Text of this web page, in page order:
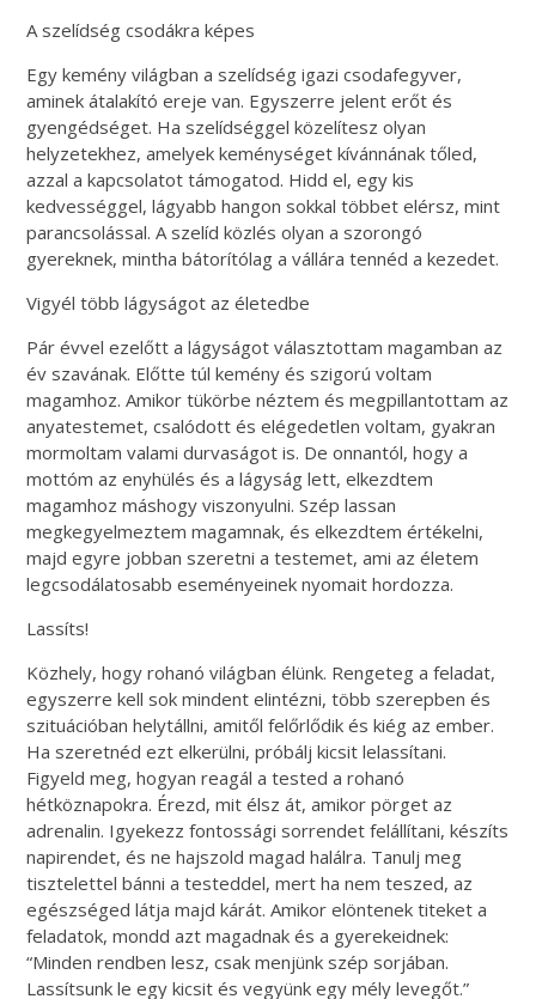
A szelídség csodákra képes
Egy kemény világban a szelídség igazi csodafegyver,
aminek átalakító ereje van. Egyszerre jelent erőt és
gyengédséget. Ha szelídséggel közelítesz olyan
helyzetekhez, amelyek keménységet kívánnának tőled,
azzal a kapcsolatot támogatod. Hidd el, egy kis
kedvességgel, lágyabb hangon sokkal többet elérsz, mint
parancsolással. A szelíd közlés olyan a szorongó
gyereknek, mintha bátorítólag a vállára tennéd a kezedet.
Vigyél több lágyságot az életedbe
Pár évvel ezelőtt a lágyságot választottam magamban az
év szavának. Előtte túl kemény és szigorú voltam
magamhoz. Amikor tükörbe néztem és megpillantottam az
anyatestemet, csalódott és elégedetlen voltam, gyakran
mormoltam valami durvaságot is. De onnantól, hogy a
mottóm az enyhülés és a lágyság lett, elkezdtem
magamhoz máshogy viszonyulni. Szép lassan
megkegyelmeztem magamnak, és elkezdtem értékelni,
majd egyre jobban szeretni a testemet, ami az életem
legcsodálatosabb eseményeinek nyomait hordozza.
Lassíts!
Közhely, hogy rohanó világban élünk. Rengeteg a feladat,
egyszerre kell sok mindent elintézni, több szerepben és
szituációban helytállni, amitől felőrlődik és kiég az ember.
Ha szeretnéd ezt elkerülni, próbálj kicsit lelassítani.
Figyeld meg, hogyan reagál a tested a rohanó
hétköznapokra. Érezd, mit élsz át, amikor pörget az
adrenalin. Igyekezz fontossági sorrendet felállítani, készíts
napirendet, és ne hajszold magad halálra. Tanulj meg
tisztelettel bánni a testeddel, mert ha nem teszed, az
egészséged látja majd kárát. Amikor elöntenek titeket a
feladatok, mondd azt magadnak és a gyerekeidnek:
“Minden rendben lesz, csak menjünk szép sorjában.
Lassítsunk le egy kicsit és vegyünk egy mély levegőt.”